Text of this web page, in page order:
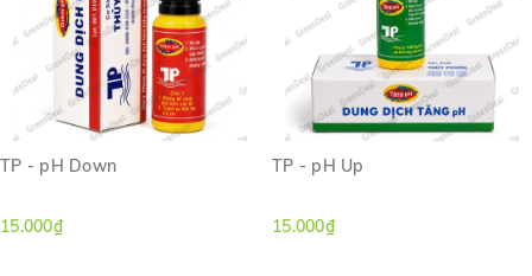
hiệu quả, nên chia ra châm 1/2 liều/lần để an toàn cho các
sinh vật như cá, tép.
TP - pH Down
15.000₫
TP - pH Up
15.000₫